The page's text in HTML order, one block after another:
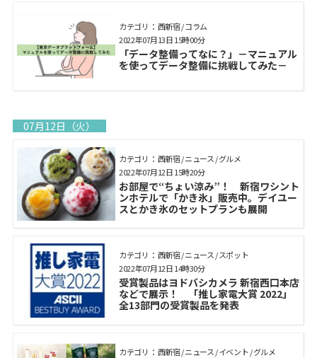
カテゴリ： 西新宿 / コラム
「データ整備ってなに？」－マニュアル
を使ってデータ整備に挑戦してみた－
2022年07月13日 15時00分
07月12日（火）
カテゴリ： 西新宿 / ニュース / グルメ
お部屋で“ちょい涼み”！ 新宿ワシント
ンホテルで「かき氷」販売中。デイユー
スとかき氷のセットプランも展開
2022年07月12日 15時20分
カテゴリ： 西新宿 / ニュース / スポット
受賞製品はヨドバシカメラ 新宿西口本店
などで展示！ 「推し家電大賞 2022」
全13部門の受賞製品を発表
2022年07月12日 14時30分
カテゴリ： 西新宿 / ニュース / イベント / グルメ